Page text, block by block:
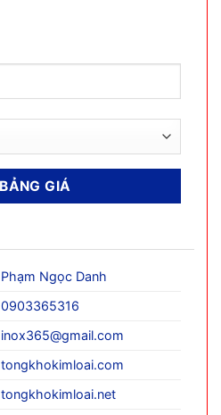
Phạm Ngọc Danh
0903365316
inox365@gmail.com
tongkhokimloai.com
tongkhokimloai.net